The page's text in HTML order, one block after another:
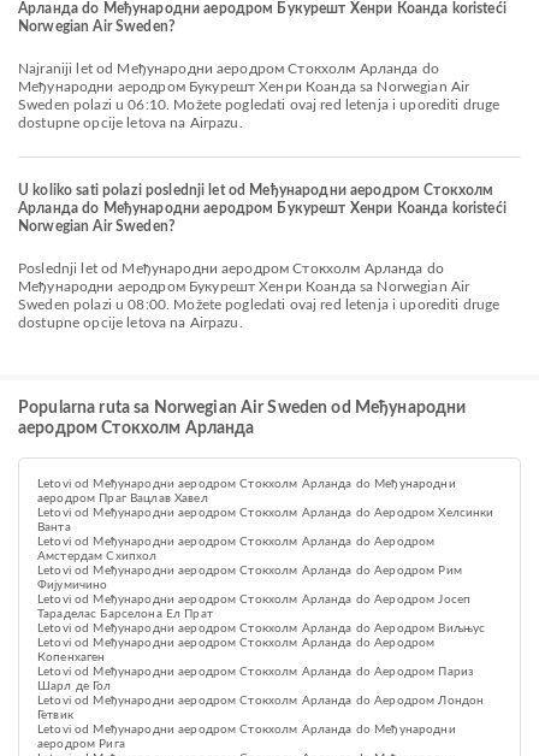
Арланда do Међународни аеродром Букурешт Хенри Коанда koristeći
Norwegian Air Sweden?
Najraniji let od Међународни аеродром Стокхолм Арланда do
Међународни аеродром Букурешт Хенри Коанда sa Norwegian Air
Sweden polazi u 06:10. Možete pogledati ovaj red letenja i uporediti druge
dostupne opcije letova na Airpazu.
U koliko sati polazi poslednji let od Међународни аеродром Стокхолм
Арланда do Међународни аеродром Букурешт Хенри Коанда koristeći
Norwegian Air Sweden?
Poslednji let od Међународни аеродром Стокхолм Арланда do
Међународни аеродром Букурешт Хенри Коанда sa Norwegian Air
Sweden polazi u 08:00. Možete pogledati ovaj red letenja i uporediti druge
dostupne opcije letova na Airpazu.
Popularna ruta sa Norwegian Air Sweden od Међународни
аеродром Стокхолм Арланда
Letovi od Међународни аеродром Стокхолм Арланда do Међународни
аеродром Праг Вацлав Хавел
Letovi od Међународни аеродром Стокхолм Арланда do Аеродром Хелсинки
Ванта
Letovi od Међународни аеродром Стокхолм Арланда do Aеродром
Амстердам Схипхол
Letovi od Међународни аеродром Стокхолм Арланда do Аеродром Рим
Фијумичино
Letovi od Међународни аеродром Стокхолм Арланда do Аеродром Јосеп
Тараделас Барселона Ел Прат
Letovi od Међународни аеродром Стокхолм Арланда do Аеродром Виљњус
Letovi od Међународни аеродром Стокхолм Арланда do Аеродром
Копенхаген
Letovi od Међународни аеродром Стокхолм Арланда do Aеродром Париз
Шарл де Гол
Letovi od Међународни аеродром Стокхолм Арланда do Аеродром Лондон
Гетвик
Letovi od Међународни аеродром Стокхолм Арланда do Међународни
аеродром Рига